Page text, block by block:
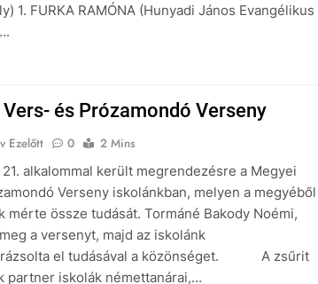
1. FURKA RAMÓNA (Hunyadi János Evangélikus
és Prózamondó Verseny
Ezelőtt 0
2 Mins
alkalommal került megrendezésre a Megyei
Verseny iskolánkban, melyen a megyéből
mérte össze tudását. Tormáné Bakody Noémi,
a versenyt, majd az iskolánk
el tudásával a közönséget. A zsűrit
partner iskolák némettanárai,…